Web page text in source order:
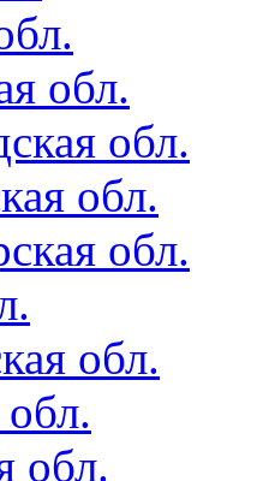
обл.
обл.
обл.
обл.
обл.
обл.